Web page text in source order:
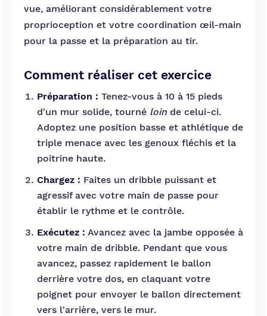
vue, améliorant considérablement votre
proprioception et votre coordination œil-main
pour la passe et la préparation au tir.
Comment réaliser cet exercice
Préparation : Tenez-vous à 10 à 15 pieds
d'un mur solide, tourné loin de celui-ci.
Adoptez une position basse et athlétique de
triple menace avec les genoux fléchis et la
poitrine haute.
Chargez : Faites un dribble puissant et
agressif avec votre main de passe pour
établir le rythme et le contrôle.
Exécutez : Avancez avec la jambe opposée à
votre main de dribble. Pendant que vous
avancez, passez rapidement le ballon
derrière votre dos, en claquant votre
poignet pour envoyer le ballon directement
vers l'arrière, vers le mur.